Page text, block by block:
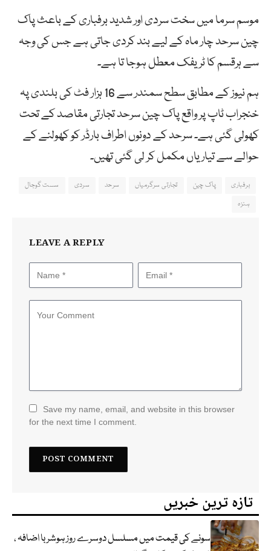
موسم سرما میں سخت سردی اور شدید برفباری کے باعث پاک
چین سرحد چار ماہ کے لیے بند کردی جاتی ہے جس کی وجہ
سے ہرقسم کا ٹریفک معطل ہوجا تا ہے۔
ہم نیوز کے مطابق سطح سمندر سے 16 ہزار فٹ کی بلندی پہ
خنجراب ٹاپ پر واقع پاک چین سرحد تجارتی مقاصد کے تحت
کھولی گئی ہے۔ سرحد کے دونوں اطراف بارڈر کو کھولنے کے
حوالے سے تیاریاں مکمل کر لی گئی تھیں۔
برفباری پاک چین تجارتی سرگرمیاں سرحد سردی
سست گوجال
ہنزہ
LEAVE A REPLY
Save my name, email, and website in this browser
for the next time I comment.
تازہ ترین خبریں
سونے کی قیمت میں مسلسل دوسرے روز ہوشربا اضافہ ،